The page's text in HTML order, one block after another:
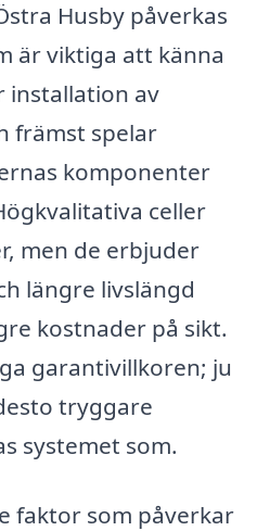
Husby påverkas
är viktiga att känna
installation av
främst spelar
komponenter
celler
men de erbjuder
längre livslängd
kostnader på sikt.
garantivillkoren; ju
tryggare
systemet som.
faktor som påverkar